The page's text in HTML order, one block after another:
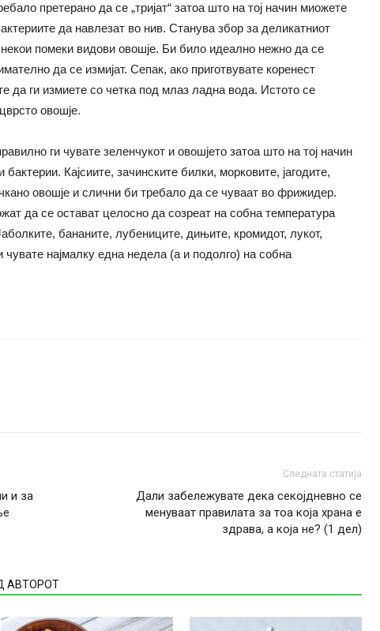
претерано да се „тријат“ затоа што на тој начин миожете
да навлезат во нив. Станува збор за деликатниот
помеки видови овошје. Би било идеално нежно да се
да се измијат. Сепак, ако приготвувате коренест
да ги измиете со четка под млаз ладна вода. Истото се
овошје.
ги чувате зеленчукот и овошјето затоа што на тој начин
Кајсиите, зачинските билки, морковите, јагодите,
овошје и слични би требало да се чуваат во фрижидер.
да се остават целосно да созреат на собна температура
бананите, лубениците, дињите, кромидот, лукот,
најмалку една недела (а и подолго) на собна
и за
Следната статија
Дали забележувате дека секојдневно се
менуваат правилата за тоа која храна е
здрава, а која не? (1 дел)
АВТОРОТ